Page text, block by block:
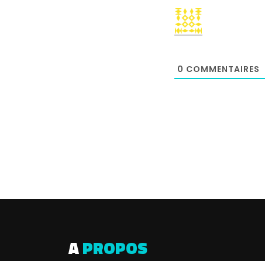
0 COMMENTAIRES
APROPOS